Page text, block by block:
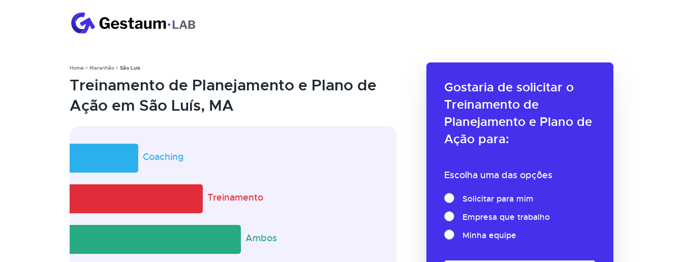
Gostaria de solicitar o
Treinamento de
Planejamento e Plano de
Ação para:
Escolha uma das opções
Solicitar para mim
Empresa que trabalho
Minha equipe
Home Maranhão São Luís
Treinamento de Planejamento e Plano de
Ação em São Luís, MA